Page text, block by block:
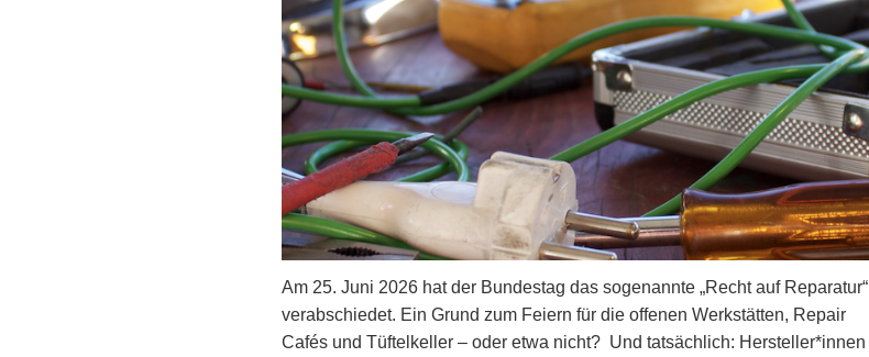
Am 25. Juni 2026 hat der Bundestag das sogenannte „Recht auf Reparatur“
verabschiedet. Ein Grund zum Feiern für die offenen Werkstätten, Repair
Cafés und Tüftelkeller – oder etwa nicht? Und tatsächlich: Hersteller*innen